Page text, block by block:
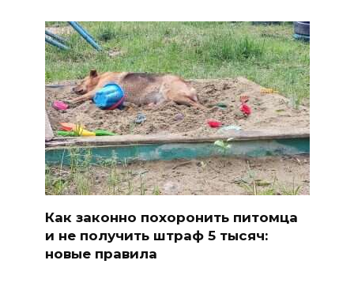
Как законно похоронить питомца
и не получить штраф 5 тысяч:
новые правила